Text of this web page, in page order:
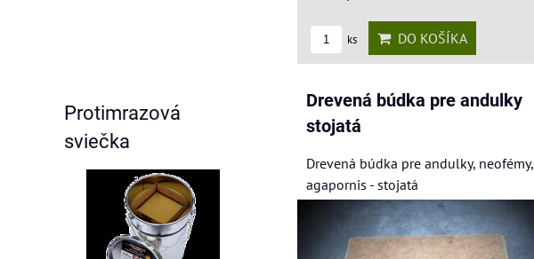
ks DO KOŠÍKA
Drevená búdka pre andulky
stojatá
Drevená búdka pre andulky, neofémy,
agapornis - stojatá
Protimrazová
sviečka